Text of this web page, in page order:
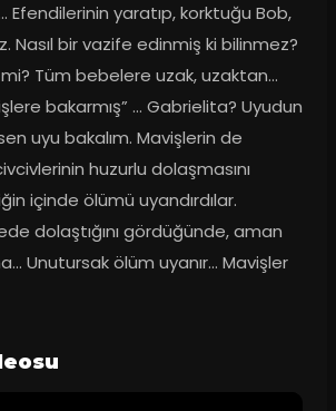
Efendilerinin yaratıp, korktuğu Bob,
Nasıl bir vazife edinmiş ki bilinmez?
Tüm bebelere uzak, uzaktan…
bakarmış” … Gabrielita? Uyudun
uyu bakalım. Mavişlerin de
huzurlu dolaşmasını
içinde ölümü uyandırdılar.
dolaştığını gördüğünde, aman
Unutursak ölüm uyanır… Mavişler